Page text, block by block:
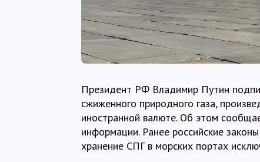
Президент РФ Владимир Путин
сжиженного природного газа,
иностранной валюте. Об этом
информации. Ранее российские
хранение СПГ в морских портах